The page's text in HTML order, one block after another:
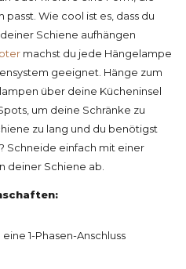
Wie cool ist es, dass du
Schiene aufhängen
machst du jede Hängelampe
geeignet. Hänge zum
über deine Kücheninsel
um deine Schränke zu
zu lang und du benötigst
Schneide einfach mit einer
deiner Schiene ab.
1-Phasen-Anschluss